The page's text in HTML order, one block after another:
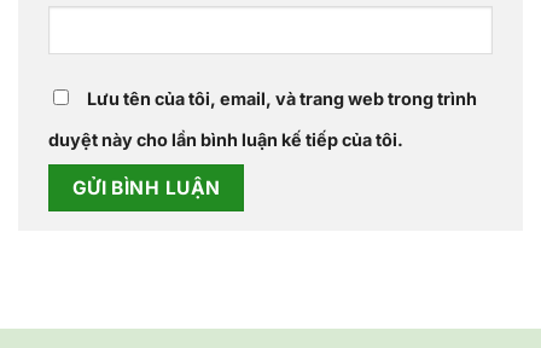
Lưu tên của tôi, email, và trang web trong trình
duyệt này cho lần bình luận kế tiếp của tôi.